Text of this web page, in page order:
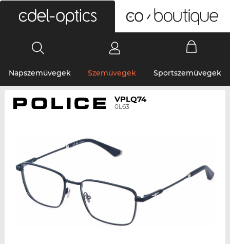
Napszemüvegek Szemüvegek Sportszemüvegek
VPLQ74
0L63